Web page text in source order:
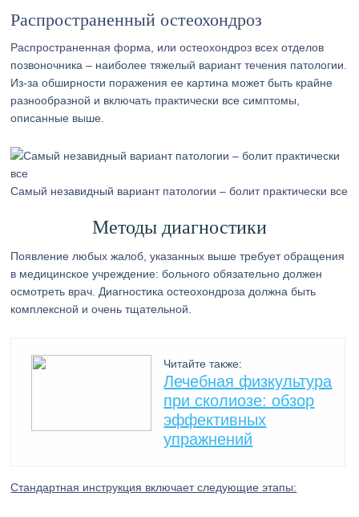
Распространенный остеохондроз
Распространенная форма, или остеохондроз всех отделов
позвоночника – наиболее тяжелый вариант течения патологии.
Из-за обширности поражения ее картина может быть крайне
разнообразной и включать практически все симптомы,
описанные выше.
Самый незавидный вариант патологии – болит практически все
Методы диагностики
Появление любых жалоб, указанных выше требует обращения
в медицинское учреждение: больного обязательно должен
осмотреть врач. Диагностика остеохондроза должна быть
комплексной и очень тщательной.
Читайте также:
Лечебная физкультура
при сколиозе: обзор
эффективных
упражнений
Стандартная инструкция включает следующие этапы: